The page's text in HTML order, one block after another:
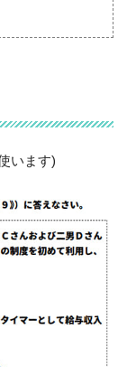
います)